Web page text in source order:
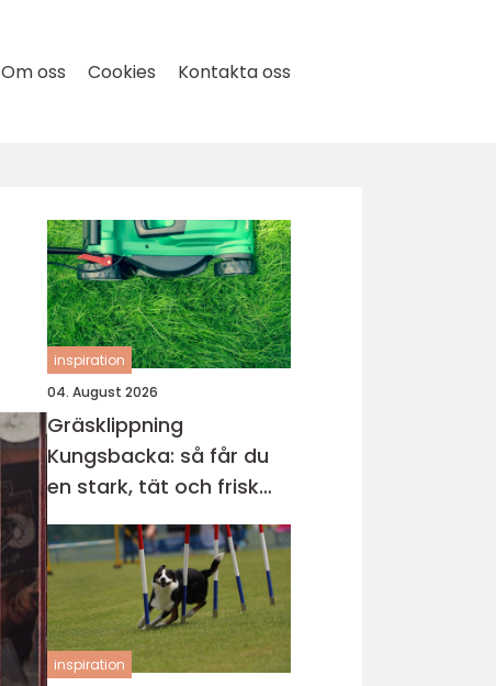
Om oss Cookies Kontakta oss
inspiration
04. August 2026
Gräsklippning
Kungsbacka: så får du
en stark, tät och frisk
gräsmatta
inspiration